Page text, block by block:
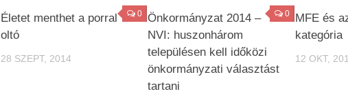
0
Életet menthet a porral
oltó
28 SZEPT, 2014
0
Önkormányzat 2014 –
NVI: huszonhárom
településen kell időközi
önkormányzati választást
tartani
MFE és
kategória
12 OKT,